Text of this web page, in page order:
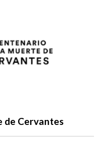
de Cervantes